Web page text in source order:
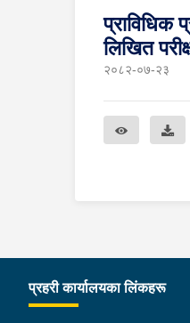
प्राविधिक
लिखित
२०८२-०७-२३
प्रहरी कार्यालयका लिंकहरू